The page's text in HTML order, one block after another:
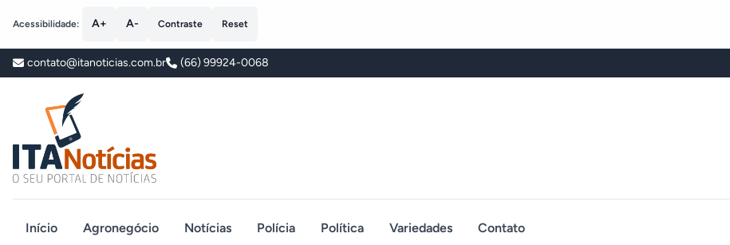
Acessibilidade: A+ A- Contraste Reset
contato@itanoticias.com.br (66) 99924-0068
ITA Notícias
Início Agronegócio Notícias Polícia Política Variedades Contato